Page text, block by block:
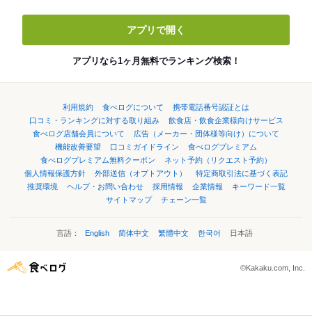
アプリで開く
アプリなら1ヶ月無料でランキング検索！
利用規約 食べログについて
携帯電話番号認証とは
口コミ・ランキングに対する取り組み
飲食店・飲食企業様向けサービス
食べログ店舗会員について
広告（メーカー・団体様等向け）について
機能改善要望
口コミガイドライン
食べログプレミアム
食べログプレミアム無料クーポン
ネット予約（リクエスト予約）
個人情報保護方針
外部送信（オプトアウト）
特定商取引法に基づく表記
推奨環境
ヘルプ・お問い合わせ 採用情報 企業情報
キーワード一覧
サイトマップ
チェーン一覧
言語： English 简体中文 繁體中文 한국어 日本語
©Kakaku.com, Inc.